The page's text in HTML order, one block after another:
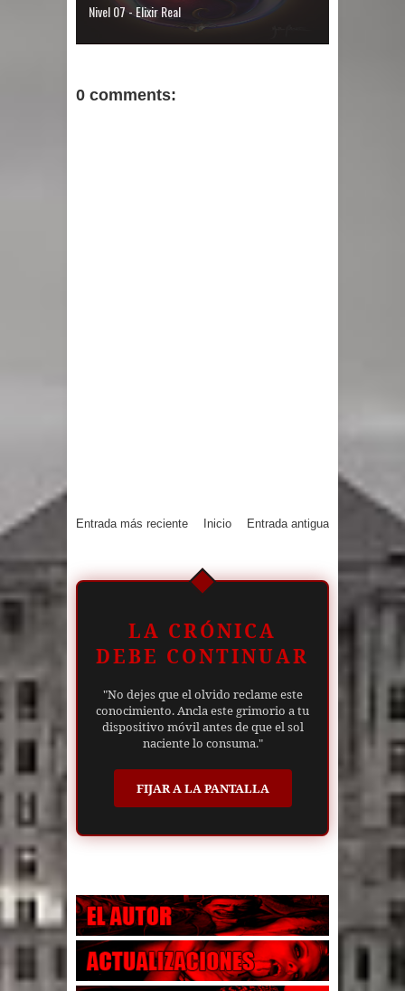
Nivel 07 - Elixir Real
0 comments:
Entrada más reciente Entrada antigua
Inicio
LA CRÓNICA
DEBE CONTINUAR
"No dejes que el olvido reclame este
conocimiento. Ancla este grimorio a tu
dispositivo móvil antes de que el sol
naciente lo consuma."
FIJAR A LA PANTALLA